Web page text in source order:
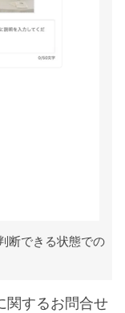
断できる状態での
関するお問合せ